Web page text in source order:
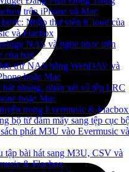
trên iPhone và Mac
Nhập thư viện iCloud của
và Flacbox
NAS và nghe nhạc trên
của bạn
trữ NAS bằng WebDAV và
hoặc Mac
nhúng, nhận xét và tệp LRC
hoặc Mac
trong Evermusic &
bộ từ đám mây sang tệp cục
phát M3U vào Evermusic và
tập bài hát sang M3U, CSV và
& Flacbox